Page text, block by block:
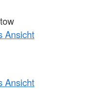
Ansicht
Ansicht